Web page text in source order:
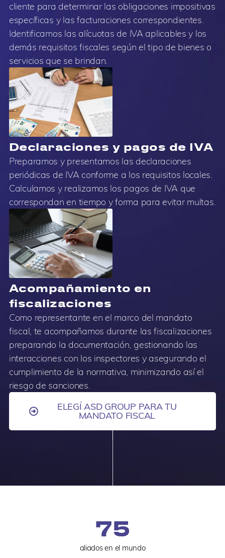
cliente para determinar las obligaciones impositivas
específicas y las facturaciones correspondientes.
Identificamos las alícuotas de IVA aplicables y los
demás requisitos fiscales según el tipo de bienes o
servicios que se brindan.
Declaraciones y pagos de IVA
Preparamos y presentamos las declaraciones
periódicas de IVA conforme a los requisitos locales.
Calculamos y realizamos los pagos de IVA que
correspondan en tiempo y forma para evitar multas.
Acompañamiento en
fiscalizaciones
Como representante en el marco del mandato
fiscal, te acompañamos durante las fiscalizaciones
preparando la documentación, gestionando las
interacciones con los inspectores y asegurando el
cumplimiento de la normativa, minimizando así el
riesgo de sanciones.
ELEGÍ ASD GROUP PARA TU
MANDATO FISCAL
aliados en el mundo
75